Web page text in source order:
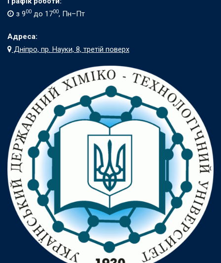
з 900 до 1700, Пн–Пт
Адреса:
Дніпро, пр. Науки, 8, третій поверх